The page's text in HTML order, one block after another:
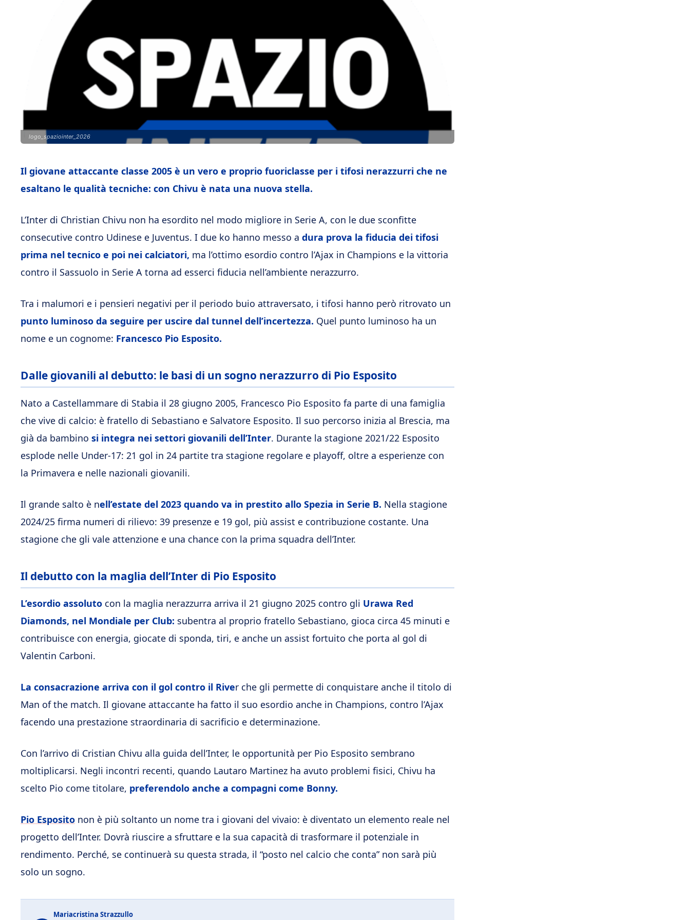
logo_spaziointer_2026
Il giovane attaccante classe 2005 è un vero e proprio fuoriclasse per i tifosi nerazzurri che ne
esaltano le qualità tecniche: con Chivu è nata una nuova stella.
L’Inter di Christian Chivu non ha esordito nel modo migliore in Serie A, con le due sconfitte
consecutive contro Udinese e Juventus. I due ko hanno messo a dura prova la fiducia dei tifosi
prima nel tecnico e poi nei calciatori, ma l’ottimo esordio contro l’Ajax in Champions e la vittoria
contro il Sassuolo in Serie A torna ad esserci fiducia nell’ambiente nerazzurro.
Tra i malumori e i pensieri negativi per il periodo buio attraversato, i tifosi hanno però ritrovato un
punto luminoso da seguire per uscire dal tunnel dell’incertezza. Quel punto luminoso ha un
nome e un cognome: Francesco Pio Esposito.
Dalle giovanili al debutto: le basi di un sogno nerazzurro di Pio Esposito
Nato a Castellammare di Stabia il 28 giugno 2005, Francesco Pio Esposito fa parte di una famiglia
che vive di calcio: è fratello di Sebastiano e Salvatore Esposito. Il suo percorso inizia al Brescia, ma
già da bambino si integra nei settori giovanili dell’Inter. Durante la stagione 2021/22 Esposito
esplode nelle Under-17: 21 gol in 24 partite tra stagione regolare e playoff, oltre a esperienze con
la Primavera e nelle nazionali giovanili.
Il grande salto è nell’estate del 2023 quando va in prestito allo Spezia in Serie B. Nella stagione
2024/25 firma numeri di rilievo: 39 presenze e 19 gol, più assist e contribuzione costante. Una
stagione che gli vale attenzione e una chance con la prima squadra dell’Inter.
Il debutto con la maglia dell’Inter di Pio Esposito
L’esordio assoluto con la maglia nerazzurra arriva il 21 giugno 2025 contro gli Urawa Red
Diamonds, nel Mondiale per Club: subentra al proprio fratello Sebastiano, gioca circa 45 minuti e
contribuisce con energia, giocate di sponda, tiri, e anche un assist fortuito che porta al gol di
Valentin Carboni.
La consacrazione arriva con il gol contro il River che gli permette di conquistare anche il titolo di
Man of the match. Il giovane attaccante ha fatto il suo esordio anche in Champions, contro l’Ajax
facendo una prestazione straordinaria di sacrificio e determinazione.
Con l’arrivo di Cristian Chivu alla guida dell’Inter, le opportunità per Pio Esposito sembrano
moltiplicarsi. Negli incontri recenti, quando Lautaro Martinez ha avuto problemi fisici, Chivu ha
scelto Pio come titolare, preferendolo anche a compagni come Bonny.
Pio Esposito non è più soltanto un nome tra i giovani del vivaio: è diventato un elemento reale nel
progetto dell’Inter. Dovrà riuscire a sfruttare e la sua capacità di trasformare il potenziale in
rendimento. Perché, se continuerà su questa strada, il “posto nel calcio che conta” non sarà più
solo un sogno.
Mariacristina Strazzullo